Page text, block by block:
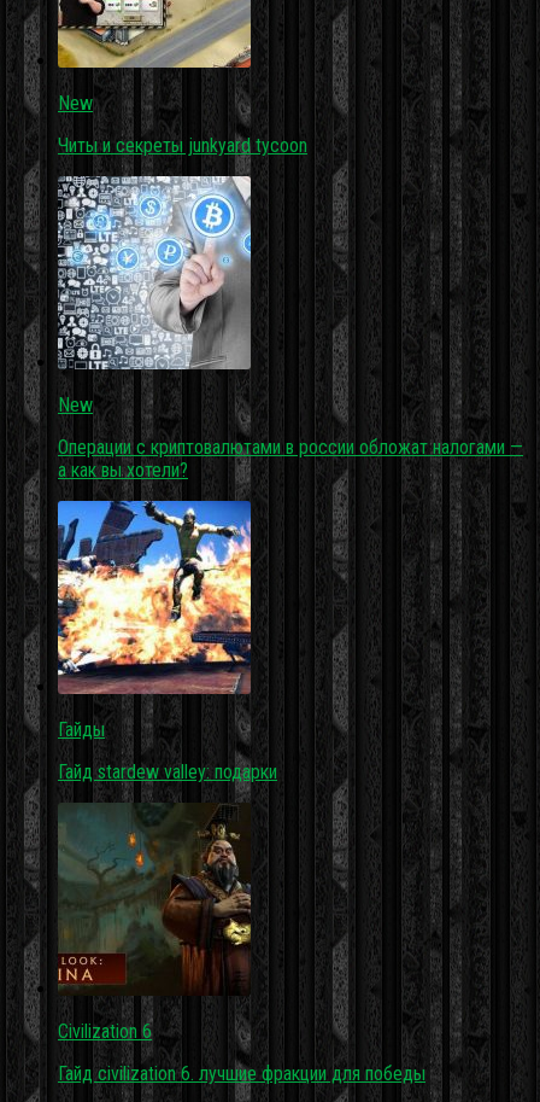
New
Читы и секреты junkyard tycoon
New
Операции с криптовалютами в россии обложат налогами —
а как вы хотели?
Гайды
Гайд stardew valley: подарки
Civilization 6
Гайд civilization 6. лучшие фракции для победы